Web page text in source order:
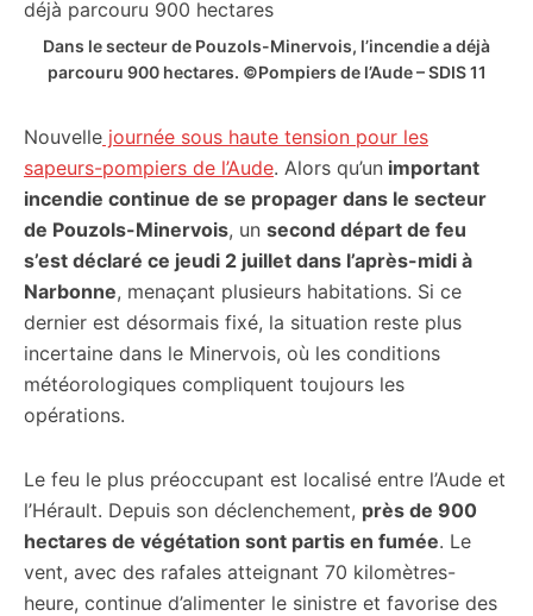
Dans le secteur de Pouzols-Minervois, l’incendie a déjà
parcouru 900 hectares. ©Pompiers de l’Aude – SDIS 11
Nouvelle journée sous haute tension pour les
sapeurs-pompiers de l’Aude. Alors qu’un important
incendie continue de se propager dans le secteur
de Pouzols-Minervois, un second départ de feu
s’est déclaré ce jeudi 2 juillet dans l’après-midi à
Narbonne, menaçant plusieurs habitations. Si ce
dernier est désormais fixé, la situation reste plus
incertaine dans le Minervois, où les conditions
météorologiques compliquent toujours les
opérations.
Le feu le plus préoccupant est localisé entre l’Aude et
l’Hérault. Depuis son déclenchement, près de 900
hectares de végétation sont partis en fumée. Le
vent, avec des rafales atteignant 70 kilomètres-
heure, continue d’alimenter le sinistre et favorise des